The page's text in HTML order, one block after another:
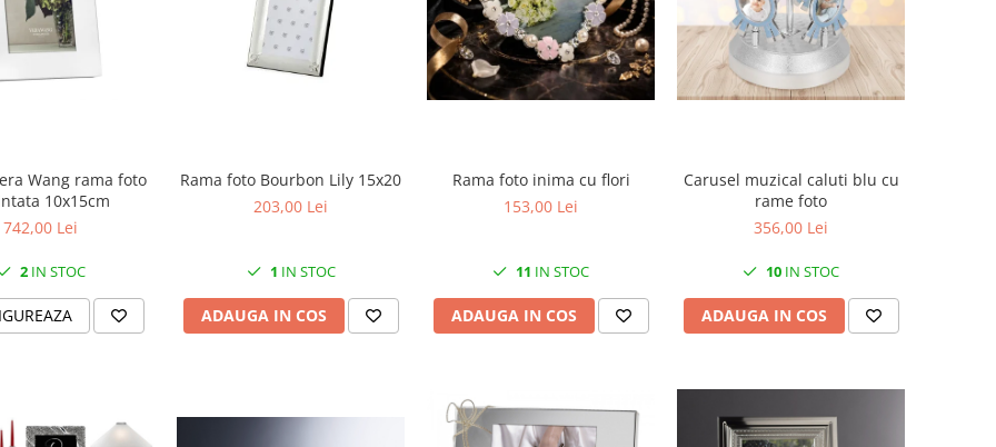
Wang rama foto
10x15cm
742,00 Lei
2IN STOC
Rama foto Bourbon Lily 15x20
203,00 Lei
1 IN STOC
ADAUGA IN COS
Rama foto inima cu flori
153,00 Lei
11 IN STOC
ADAUGA IN COS
Carusel muzical caluti blu cu
rame foto
356,00 Lei
10 IN STOC
ADAUGA IN COS